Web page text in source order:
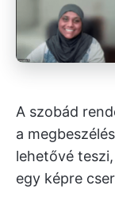
A szobád
a
lehetővé
egy képre